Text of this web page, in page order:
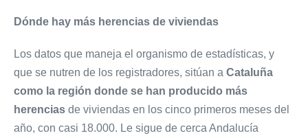
Dónde hay más herencias de viviendas
Los datos que maneja el organismo de estadísticas, y
que se nutren de los registradores, sitúan a Cataluña
como la región donde se han producido más
herencias de viviendas en los cinco primeros meses del
año, con casi 18.000. Le sigue de cerca Andalucía